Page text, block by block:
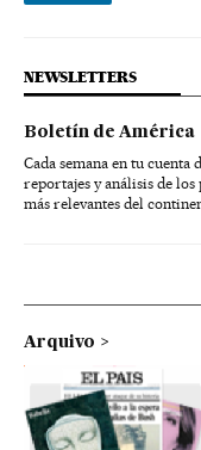
NEWSLETTERS
Boletín de América
Cada semana en tu
reportajes y análisis de
más relevantes del
Arquivo